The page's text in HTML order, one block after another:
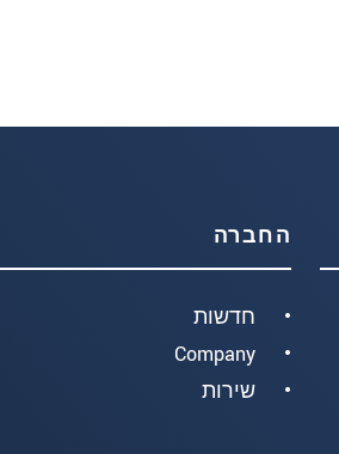
החברה
חדשות
Company
שירות